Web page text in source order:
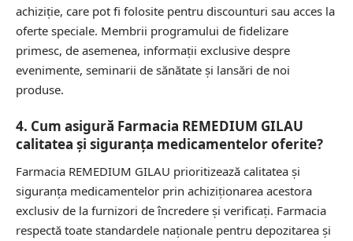
achiziție, care pot fi folosite pentru discounturi sau acces la
oferte speciale. Membrii programului de fidelizare
primesc, de asemenea, informații exclusive despre
evenimente, seminarii de sănătate și lansări de noi
produse.
4. Cum asigură Farmacia REMEDIUM GILAU
calitatea și siguranța medicamentelor oferite?
Farmacia REMEDIUM GILAU prioritizează calitatea și
siguranța medicamentelor prin achiziționarea acestora
exclusiv de la furnizori de încredere și verificați. Farmacia
respectă toate standardele naționale pentru depozitarea și